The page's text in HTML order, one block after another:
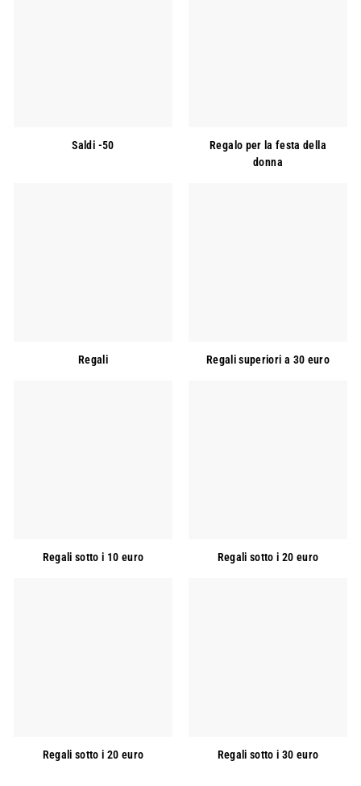
Saldi -50
Regalo per la festa della
donna
Regali Regali superiori a 30 euro
Regali sotto i 10 euro Regali sotto i 20 euro
Regali sotto i 20 euro Regali sotto i 30 euro